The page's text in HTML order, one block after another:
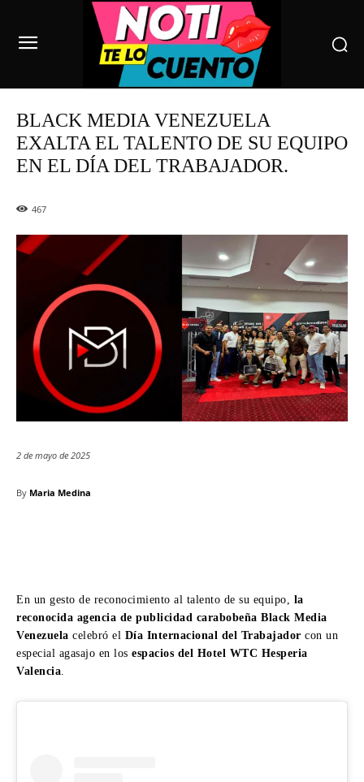
BLACK MEDIA VENEZUELA
EXALTA EL TALENTO DE SU EQUIPO
EN EL DÍA DEL TRABAJADOR.
467
2 de mayo de 2025
By Maria Medina
En un gesto de reconocimiento al talento de su equipo, la
reconocida agencia de publicidad carabobeña Black Media
Venezuela celebró el Día Internacional del Trabajador con un
especial agasajo en los espacios del Hotel WTC Hesperia
Valencia